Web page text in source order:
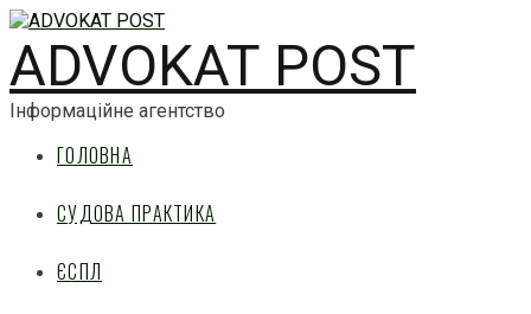
ADVOKAT POST
Інформаційне агентство
ГОЛОВНА
СУДОВА ПРАКТИКА
ЄСПЛ